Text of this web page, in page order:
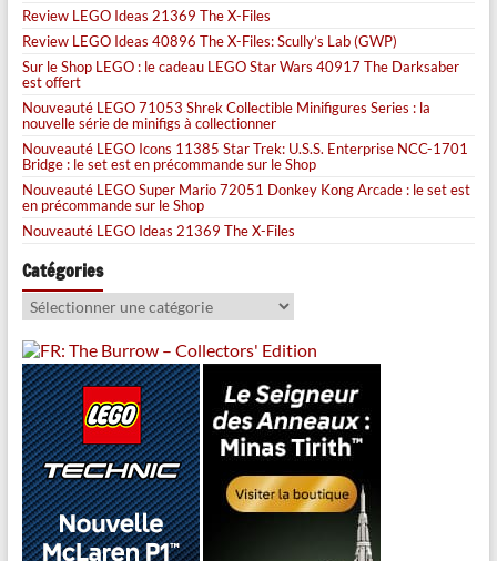
Review LEGO Ideas 21369 The X-Files
Review LEGO Ideas 40896 The X-Files: Scully’s Lab (GWP)
Sur le Shop LEGO : le cadeau LEGO Star Wars 40917 The Darksaber
est offert
Nouveauté LEGO 71053 Shrek Collectible Minifigures Series : la
nouvelle série de minifigs à collectionner
Nouveauté LEGO Icons 11385 Star Trek: U.S.S. Enterprise NCC-1701
Bridge : le set est en précommande sur le Shop
Nouveauté LEGO Super Mario 72051 Donkey Kong Arcade : le set est
en précommande sur le Shop
Nouveauté LEGO Ideas 21369 The X-Files
Catégories
Catégories